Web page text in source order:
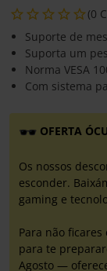
(0
Suporte de
Suporta um
Norma VESA
Com sistema
OFERTA
Os nossos
esconder.
gaming e
Para não
para te
Agosto —